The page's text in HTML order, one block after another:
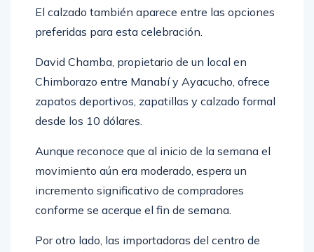
El calzado también aparece entre las opciones
preferidas para esta celebración.
David Chamba, propietario de un local en
Chimborazo entre Manabí y Ayacucho, ofrece
zapatos deportivos, zapatillas y calzado formal
desde los 10 dólares.
Aunque reconoce que al inicio de la semana el
movimiento aún era moderado, espera un
incremento significativo de compradores
conforme se acerque el fin de semana.
Por otro lado, las importadoras del centro de